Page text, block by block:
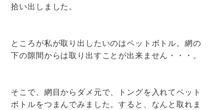
拾い出しました。
ところが私が取り出したいのはペットボトル。網の
下の隙間からは取り出すことが出来ません・・・。
そこで、網目からダメ元で、トングを入れてペット
ボトルをつまんでみました。すると、なんと取れま